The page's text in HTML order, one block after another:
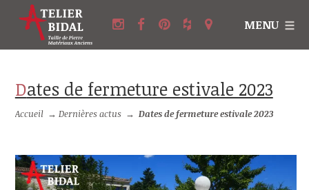
MENU
Dates de fermeture estivale 2023
Accueil → Dernières actus → Dates de fermeture estivale 2023